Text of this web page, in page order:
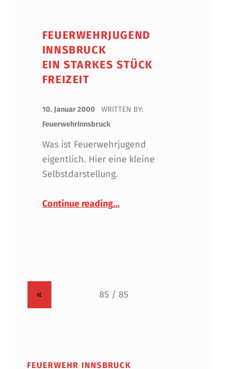
FEUERWEHRJUGEND
INNSBRUCK
EIN STARKES STÜCK
FREIZEIT
10. Januar 2000
WRITTEN BY:
FeuerwehrInnsbruck
Was ist Feuerwehrjugend
eigentlich. Hier eine kleine
Selbstdarstellung.
Continue reading…
«
FEUERWEHR INNSBRUCK